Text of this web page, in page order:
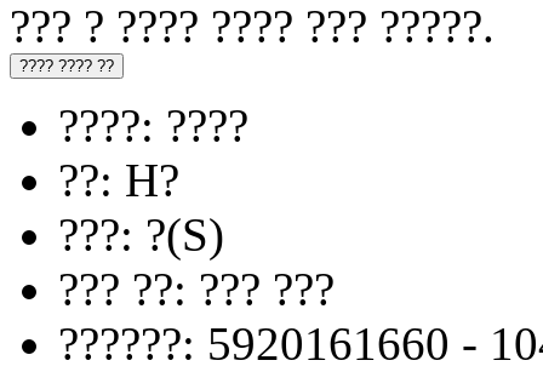
??? ? ???? ???? ??? ?????.
???? ???? ??
????: ????
??: H?
???: ?(S)
??? ??: ??? ???
??????: 5920161660 -